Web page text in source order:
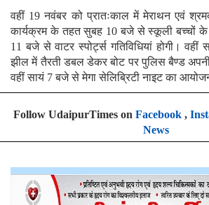
वहीं 19 नवंबर को प्रातःकाल में मेराथन एवं
कार्यक्रम के तहत सुबह 10 बजे से स्कूली बच्चों के
11 बजे से वाटर स्पोर्ट्स गतिविधियां होगी।
झील में तैरती डबल डेकर बोट पर पुलिस बैण्ड अपनी
वहीं सायं 7 बजे से मेगा सेलिब्रिटी नाइट का
Follow UdaipurTimes on Facebook,
News